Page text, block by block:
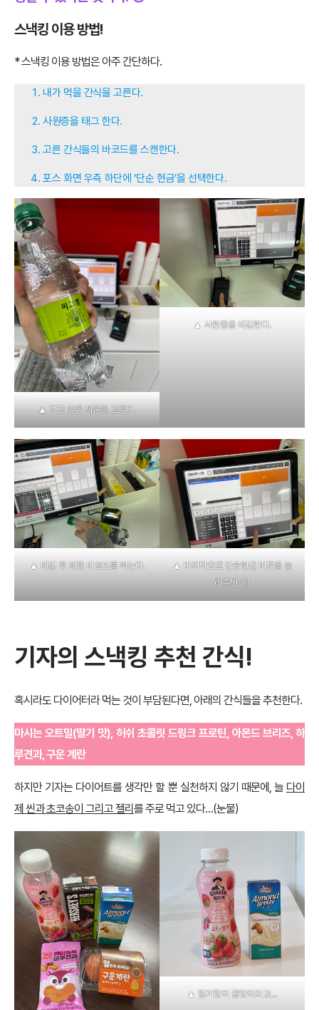
스낵킹 이용 방법!
* 스낵킹 이용 방법은 아주 간단하다.
내가 먹을 간식을 고른다.
사원증을 태그 한다.
고른 간식들의 바코드를 스캔한다.
포스 화면 우측 하단에 ‘단순 현금’을 선택한다.
▲ 먹고 싶은 제품을 고른다.
▲ 사원증을 태깅한다.
▲ 태깅 후 제품 바코드를 찍는다.
▲ 마지막으로 단순현금 버튼을 눌
러주면 끝!
기자의 스낵킹 추천 간식!
혹시라도 다이어터라 먹는 것이 부담된다면, 아래의 간식들을 추천한다.
마시는 오트밀(딸기 맛), 허쉬 초콜릿 드링크 프로틴, 아몬드 브리즈, 하
루견과, 구운 계란
하지만 기자는 다이어트를 생각만 할 뿐 실천하지 않기 때문에, 늘 다이
제 씬과 초코송이 그리고 젤리 를 주로 먹고 있다…(눈물)
▲ 딸기맛이 꿀맛이라고…